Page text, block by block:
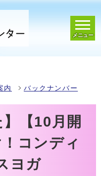
メニュー
内 バックナンバー
】【10月開
コンディ
ヨガ